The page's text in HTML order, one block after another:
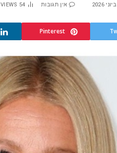
אין תגובות 54
VIEWS
Pinterest